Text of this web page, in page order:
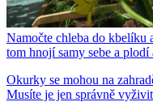
Namočte chleba do
tom hnojí samy sebe a
Okurky se mohou na
Musíte je jen správně